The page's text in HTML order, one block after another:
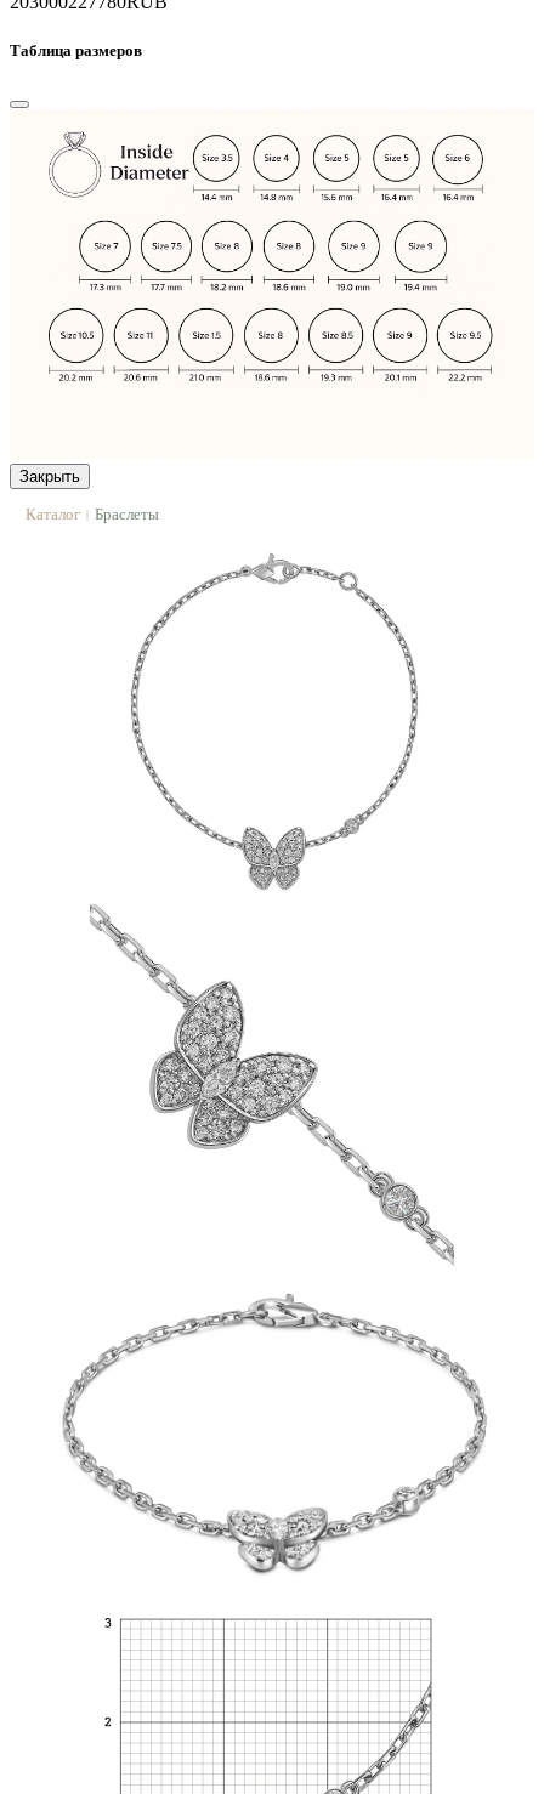
Таблица размеров
Закрыть
Каталог | Браслеты